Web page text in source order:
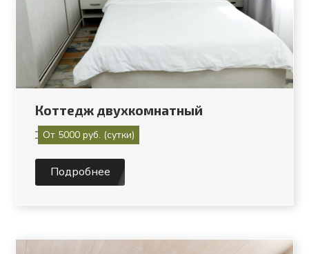
Коттедж двухкомнатный
От 5000 руб. (сутки)
Подробнее